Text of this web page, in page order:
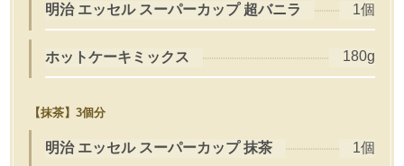
明治 エッセル スーパーカップ 超バニラ 1個
ホットケーキミックス 180g
【抹茶】3個分
明治 エッセル スーパーカップ 抹茶 1個